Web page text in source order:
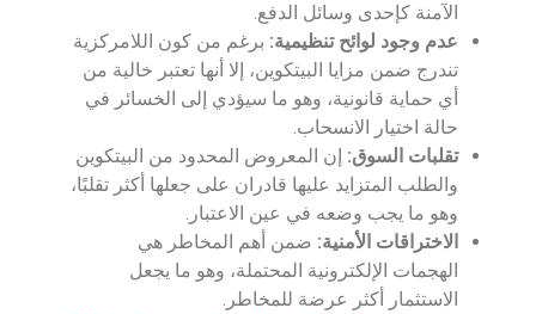
الآمنة كإحدى وسائل الدفع.
عدم وجود لوائح تنظيمية: برغم من كون اللامركزية
تندرج ضمن مزايا البيتكوين، إلا أنها تعتبر خالية من
أي حماية قانونية، وهو ما سيؤدي إلى الخسائر في
حالة اختيار الانسحاب.
تقلبات السوق: إن المعروض المحدود من البيتكوين
والطلب المتزايد عليها قادران على جعلها أكثر تقلبًا،
وهو ما يجب وضعه في عين الاعتبار.
الاختراقات الأمنية: ضمن أهم المخاطر هي
الهجمات الإلكترونية المحتملة، وهو ما يجعل
الاستثمار أكثر عرضة للمخاطر.